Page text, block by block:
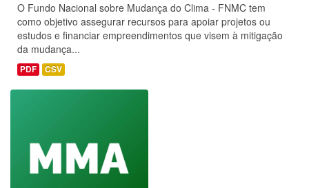
O Fundo Nacional sobre Mudança do Clima - FNMC tem
como objetivo assegurar recursos para apoiar projetos ou
estudos e financiar empreendimentos que visem à mitigação
da mudança...
PDF CSV